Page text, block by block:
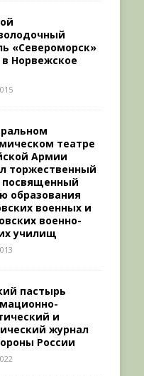
«Североморск»
Норвежское
театре
Армии
торжественный
посвященный
образования
военных и
военно-
училищ
пастырь
и
журнал
России